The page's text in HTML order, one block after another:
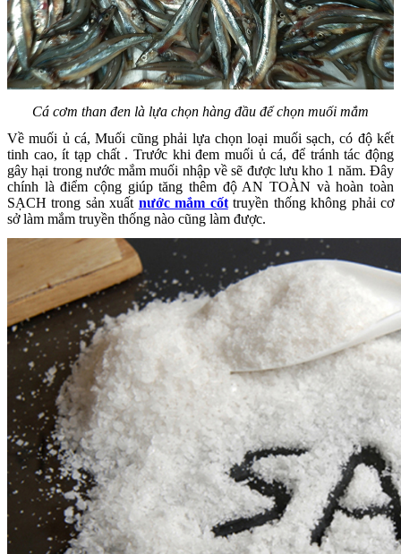
Cá cơm than đen là lựa chọn hàng đầu để chọn muối mắm
Về muối ủ cá, Muối cũng phải lựa chọn loại muối sạch, có độ kết
tinh cao, ít tạp chất . Trước khi đem muối ủ cá, để tránh tác động
gây hại trong nước mắm muối nhập về sẽ được lưu kho 1 năm. Đây
chính là điểm cộng giúp tăng thêm độ AN TOÀN và hoàn toàn
SẠCH trong sản xuất nước mắm cốttruyền thống không phải cơ
sở làm mắm truyền thống nào cũng làm được.